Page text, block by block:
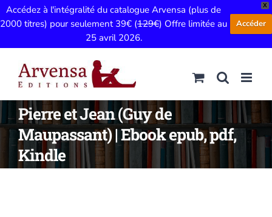
X
Accédez à l'intégralité du catalogue Arvensa (plus de
2000 titres) pour seulement 39€ (129€) Offre limitée au
25 avril 2026.
Accéder
contenu
Pierre et Jean (Guy de
Maupassant) | Ebook epub, pdf,
Kindle